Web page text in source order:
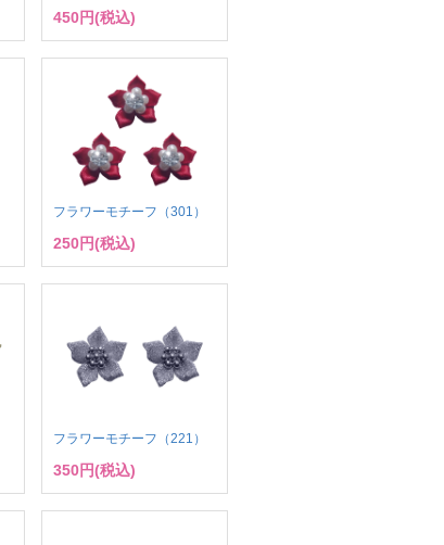
450円(税込)
フラワーモチーフ（301）
250円(税込)
フラワーモチーフ（221）
350円(税込)